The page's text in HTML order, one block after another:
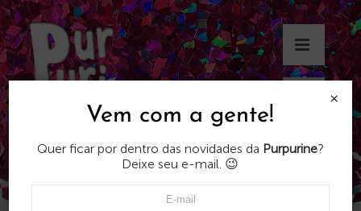
Skip
to
content
Vem com a gente!
Quer ficar por dentro das novidades da Purpurine?
Deixe seu e-mail. 😉
×